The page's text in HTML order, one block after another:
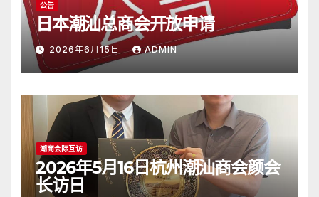
公告
日本潮汕总商会开放申请
2026年6月15日 ADMIN
潮商会际互访
2026年5月16日杭州潮汕商会颜会
长访日